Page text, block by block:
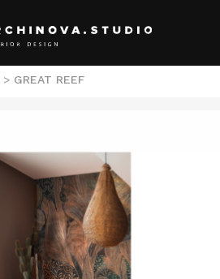
> GREAT REEF